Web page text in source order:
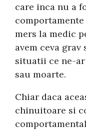
care inca nu a
mers la medic
avem ceva
situatii ce ne-
sau moarte.
Chiar daca
chinuitoare si